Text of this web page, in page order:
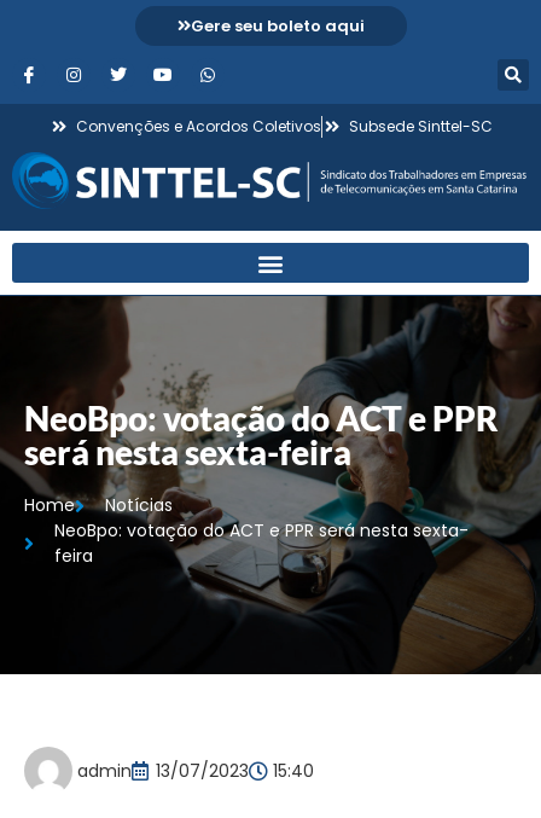
Gere seu boleto aqui
Convenções e Acordos Coletivos Subsede Sinttel-SC
NeoBpo: votação do ACT e PPR
será nesta sexta-feira
Home
Notícias
NeoBpo: votação do ACT e PPR será nesta sexta-
feira
admin 13/07/2023 15:40